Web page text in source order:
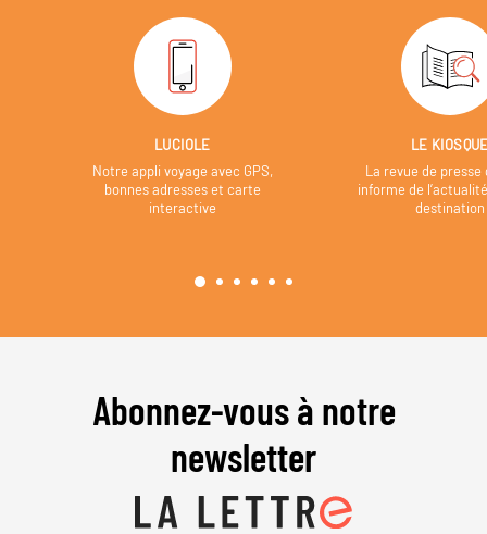
LUCIOLE
Notre appli voyage avec GPS,
bonnes adresses et carte
interactive
LE
La revue de presse
informe de
destination
Abonnez-vous à notre
newsletter